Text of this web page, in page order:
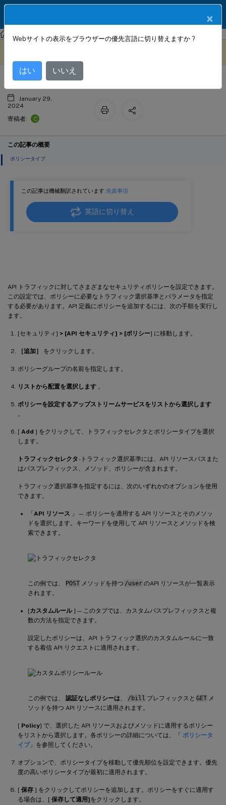
NetScaler Console サービス API セキュリティ
この記事は機械翻訳されています.免責事項
英語に切り替え
API トラフィックに対してさまざまなセキュリティポリシーを設定できます。
この設定では、ポリシーに必要なトラフィック選択基準とパラメータを指定
する必要があります。API 定義にポリシーを追加するには、次の手順を実行し
ます。
[セキュリティ] > [API セキュリティ] > [ポリシー] に移動します。
［追加］ をクリックします。
ポリシーグループの名前を指定します。
リストから配置を選択します 。
ポリシーを設定するアップストリームサービスをリストから選択します
。
[ Add ] をクリックして、トラフィックセレクタとポリシータイプを選択
します。
トラフィックセレクタ-トラフィック選択基準には、API リソースパスまた
はパスプレフィックス、メソッド、ポリシーが含まれます。
トラフィック選択基準を指定するには、次のいずれかのオプションを使用
できます。
「API リソース 」— ポリシーを適用する API リソースとそのメソッ
ドを選択します。キーワードを使用して API リソースとメソッドを検
索できます。
この例では、 POST メソッドを持つ /user のAPI リソースが一覧表示
されます。
[カスタムルール] — このタブでは、カスタムパスプレフィックスと複
数の方法を指定できます。
設定したポリシーは、API トラフィック選択のカスタムルールに一致
する着信 API リクエストに適用されます。
この例では、 認証なしポリシーは /bill プレフィックスと GET メ
ソッドを持つ API リソースに適用されます。
[ Policy] で、選択した API リソースおよびメソッドに適用するポリシー
をリストから選択します。各ポリシーの詳細については、「 ポリシータ
イプ」を参照してください。
オプションで、ポリシータイプを移動して優先順位を設定できます。優先
度の高いポリシータイプが最初に適用されます。
[ 保存 ] をクリックしてポリシーを追加します。ポリシーをすぐに適用す
る場合は、[ 保存して適用]をクリックします。
API デプロイへのポリシーの追加
January 29,
2024
寄稿者:
C
この記事の概要
ポリシータイプ
×
Webサイトの表示をブラウザーの優先言語に切り替えますか ?
はい いいえ